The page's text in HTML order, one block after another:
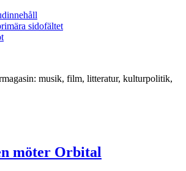
sidofältet
musik, film, litteratur, kulturpolitik,
möter Orbital